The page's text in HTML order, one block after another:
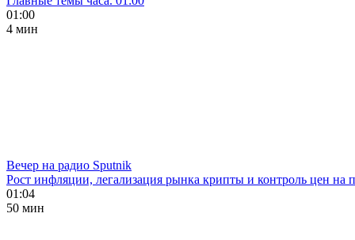
01:00
4 мин
Вечер на радио Sputnik
Рост инфляции, легализация рынка крипты и контроль цен на
01:04
50 мин